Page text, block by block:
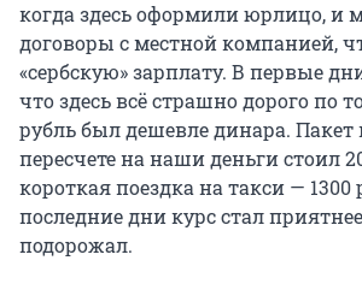
когда здесь оформили юрлицо, и
договоры с местной компанией,
«сербскую» зарплату. В первые
что здесь всё страшно дорого по
рубль был дешевле динара. Пакет
пересчете на наши деньги стоил
короткая поездка на такси — 1300
последние дни курс стал
подорожал.